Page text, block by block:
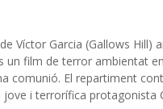
Víctor Garcia (Gallows Hill)
un film de terror ambientat
comunió. El repartiment
i terrorífica protagonista